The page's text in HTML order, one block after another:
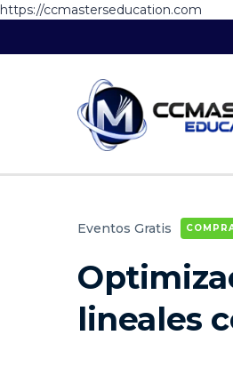
https://ccmasterseducation.com
Eventos Gratis
lineales